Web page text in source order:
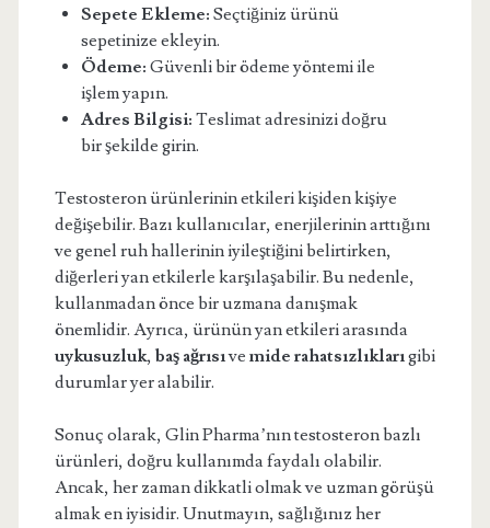
Sepete Ekleme: Seçtiğiniz ürünü
sepetinize ekleyin.
Ödeme: Güvenli bir ödeme yöntemi ile
işlem yapın.
Adres Bilgisi: Teslimat adresinizi doğru
bir şekilde girin.
Testosteron ürünlerinin etkileri kişiden kişiye
değişebilir. Bazı kullanıcılar, enerjilerinin arttığını
ve genel ruh hallerinin iyileştiğini belirtirken,
diğerleri yan etkilerle karşılaşabilir. Bu nedenle,
kullanmadan önce bir uzmana danışmak
önemlidir. Ayrıca, ürünün yan etkileri arasında
uykusuzluk, baş ağrısıve mide rahatsızlıklarıgibi
durumlar yer alabilir.
Sonuç olarak, Glin Pharma’nın testosteron bazlı
ürünleri, doğru kullanımda faydalı olabilir.
Ancak, her zaman dikkatli olmak ve uzman görüşü
almak en iyisidir. Unutmayın, sağlığınız her